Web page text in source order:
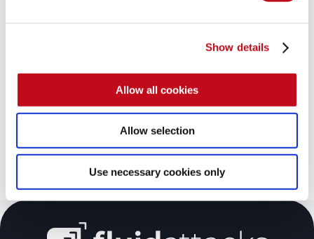
Show details
Allow all cookies
Allow selection
Use necessary cookies only
Descubra os benefícios da solução Fluid Attacks, da
Teste gratuito
Contatar vendas